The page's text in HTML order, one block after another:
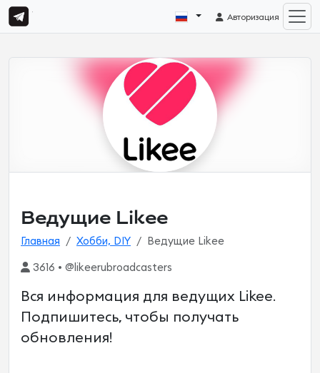
Авторизация
Ведущие Likee
Главная Хобби, DIY Ведущие Likee
3616 • @likeerubroadcasters
Вся информация для ведущих Likee.
Подпишитесь, чтобы получать
обновления!